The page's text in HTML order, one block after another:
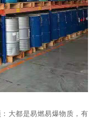
大都是易燃易爆物质，有